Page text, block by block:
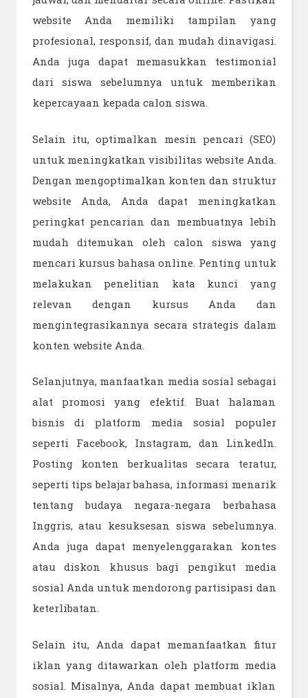
website Anda memiliki tampilan yang
profesional, responsif, dan mudah dinavigasi.
Anda juga dapat memasukkan testimonial
dari siswa sebelumnya untuk memberikan
kepercayaan kepada calon siswa.
Selain itu, optimalkan mesin pencari (SEO)
untuk meningkatkan visibilitas website Anda.
Dengan mengoptimalkan konten dan struktur
website Anda, Anda dapat meningkatkan
peringkat pencarian dan membuatnya lebih
mudah ditemukan oleh calon siswa yang
mencari kursus bahasa online. Penting untuk
melakukan penelitian kata kunci yang
relevan dengan kursus Anda dan
mengintegrasikannya secara strategis dalam
konten website Anda.
Selanjutnya, manfaatkan media sosial sebagai
alat promosi yang efektif. Buat halaman
bisnis di platform media sosial populer
seperti Facebook, Instagram, dan LinkedIn.
Posting konten berkualitas secara teratur,
seperti tips belajar bahasa, informasi menarik
tentang budaya negara-negara berbahasa
Inggris, atau kesuksesan siswa sebelumnya.
Anda juga dapat menyelenggarakan kontes
atau diskon khusus bagi pengikut media
sosial Anda untuk mendorong partisipasi dan
keterlibatan.
Selain itu, Anda dapat memanfaatkan fitur
iklan yang ditawarkan oleh platform media
sosial. Misalnya, Anda dapat membuat iklan